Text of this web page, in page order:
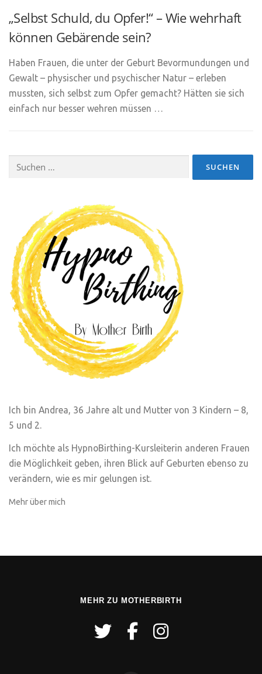
„Selbst Schuld, du Opfer!“ – Wie wehrhaft
können Gebärende sein?
Haben Frauen, die unter der Geburt Bevormundungen und
Gewalt – physischer und psychischer Natur – erleben
mussten, sich selbst zum Opfer gemacht? Hätten sie sich
einfach nur besser wehren müssen …
Suchen
Ich bin Andrea, 36 Jahre alt und Mutter von 3 Kindern – 8,
5 und 2.
Ich möchte als HypnoBirthing-Kursleiterin anderen Frauen
die Möglichkeit geben, ihren Blick auf Geburten ebenso zu
verändern, wie es mir gelungen ist.
Mehr über mich
MEHR ZU MOTHERBIRTH